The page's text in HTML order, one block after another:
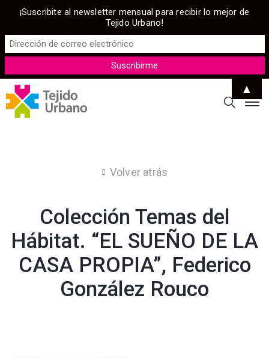
Volver atrás
Colección Temas del
Hábitat. “EL SUEÑO DE LA
CASA PROPIA”, Federico
González Rouco
¡Suscribite al newsletter mensual para recibir lo mejor de
Tejido Urbano!
▲